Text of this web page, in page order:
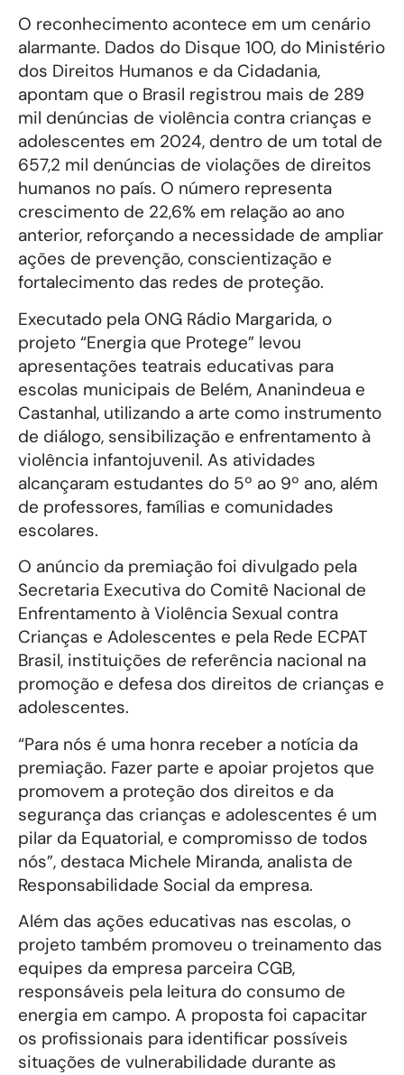
O reconhecimento acontece em um cenário
alarmante. Dados do Disque 100, do Ministério
dos Direitos Humanos e da Cidadania,
apontam que o Brasil registrou mais de 289
mil denúncias de violência contra crianças e
adolescentes em 2024, dentro de um total de
657,2 mil denúncias de violações de direitos
humanos no país. O número representa
crescimento de 22,6% em relação ao ano
anterior, reforçando a necessidade de ampliar
ações de prevenção, conscientização e
fortalecimento das redes de proteção.
Executado pela ONG Rádio Margarida, o
projeto “Energia que Protege” levou
apresentações teatrais educativas para
escolas municipais de Belém, Ananindeua e
Castanhal, utilizando a arte como instrumento
de diálogo, sensibilização e enfrentamento à
violência infantojuvenil. As atividades
alcançaram estudantes do 5º ao 9º ano, além
de professores, famílias e comunidades
escolares.
O anúncio da premiação foi divulgado pela
Secretaria Executiva do Comitê Nacional de
Enfrentamento à Violência Sexual contra
Crianças e Adolescentes e pela Rede ECPAT
Brasil, instituições de referência nacional na
promoção e defesa dos direitos de crianças e
adolescentes.
“Para nós é uma honra receber a notícia da
premiação. Fazer parte e apoiar projetos que
promovem a proteção dos direitos e da
segurança das crianças e adolescentes é um
pilar da Equatorial, e compromisso de todos
nós”, destaca Michele Miranda, analista de
Responsabilidade Social da empresa.
Além das ações educativas nas escolas, o
projeto também promoveu o treinamento das
equipes da empresa parceira CGB,
responsáveis pela leitura do consumo de
energia em campo. A proposta foi capacitar
os profissionais para identificar possíveis
situações de vulnerabilidade durante as